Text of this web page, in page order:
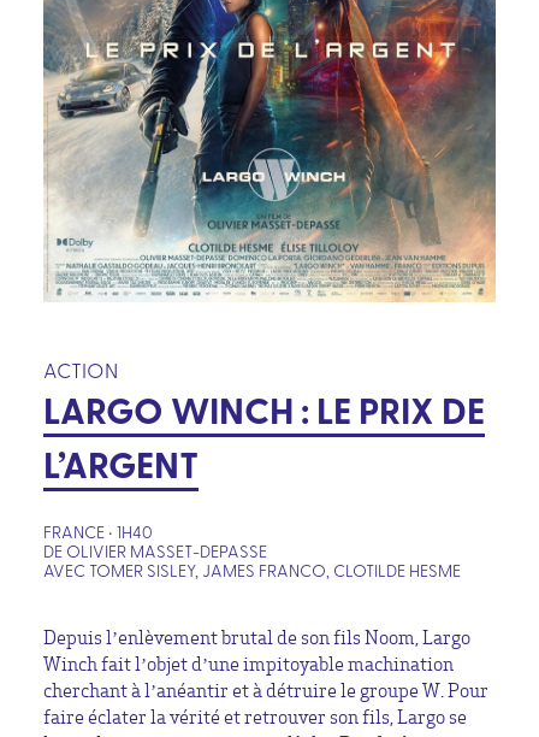
ACTION
LARGO WINCH : LE PRIX DE
L’ARGENT
FRANCE • 1H40
DE OLIVIER MASSET-DEPASSE
AVEC TOMER SISLEY, JAMES FRANCO, CLOTILDE HESME
Depuis l’enlèvement brutal de son fils Noom, Largo
Winch fait l’objet d’une impitoyable machination
cherchant à l’anéantir et à détruire le groupe W. Pour
faire éclater la vérité et retrouver son fils, Largo se